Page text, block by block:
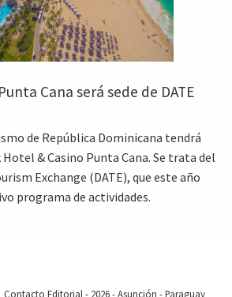
Cana será sede de DATE
de República Dominicana tendrá
& Casino Punta Cana. Se trata del
Exchange (DATE), que este año
programa de actividades.
Contacto Editorial - 2026 - Asunción - Paraguay